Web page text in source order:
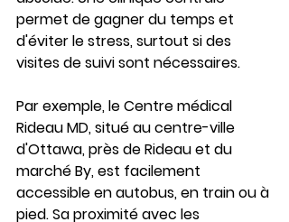
permet de gagner du temps et
d'éviter le stress, surtout si des
visites de suivi sont nécessaires.
Par exemple, le Centre médical
Rideau MD, situé au centre-ville
d'Ottawa, près de Rideau et du
marché By, est facilement
accessible en autobus, en train ou à
pied. Sa proximité avec les